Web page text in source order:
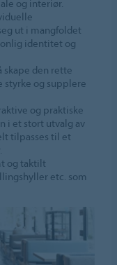
og interiør.
ut i mangfoldet
identitet og
skape den rette
styrke og supplere
og praktiske
i et stort utvalg av
tilpasses til et
og taktilt
etc. som